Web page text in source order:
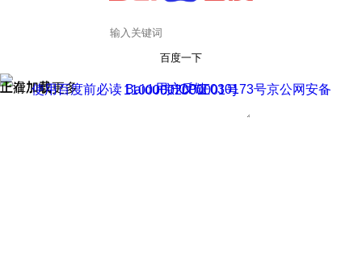
百度一下
正在加载
上滑加载更多 用户反馈
使用百度前必读 Baidu 京ICP证030173号
京公网安备11000002000001号